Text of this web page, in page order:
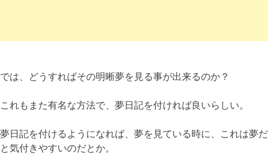
では、どうすればその明晰夢を見る事が出来るのか？
これもまた有名な方法で、夢日記を付ければ良いらしい。
夢日記を付けるようになれば、夢を見ている時に、これは夢だ
と気付きやすいのだとか。